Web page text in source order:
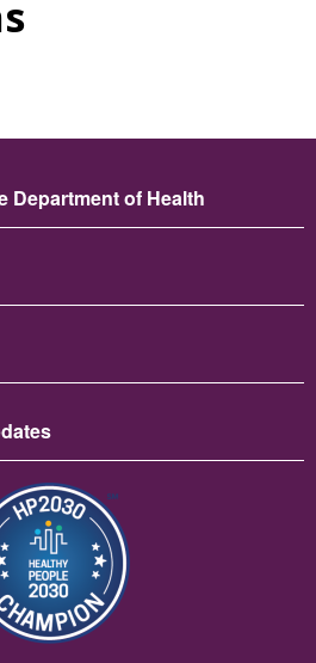
Department of Health